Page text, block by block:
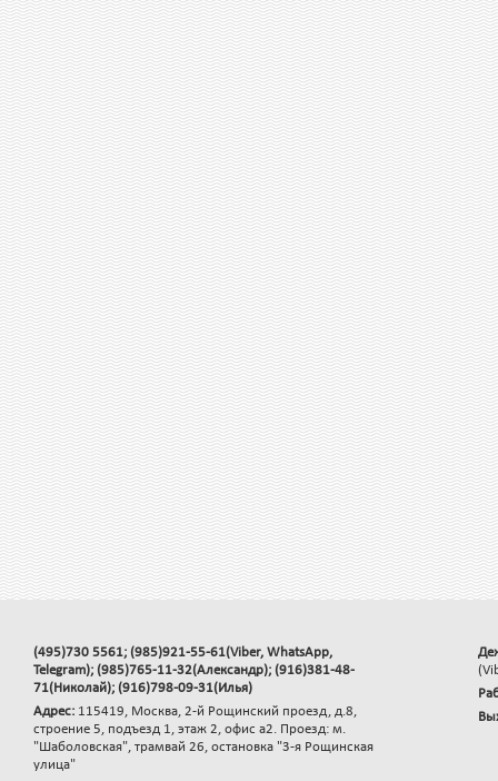
(495)730 5561; (985)921-55-61(Viber, WhatsApp,
Telegram); (985)765-11-32(Александр); (916)381-48-
71(Николай); (916)798-09-31(Илья)
Адрес: 115419, Москва, 2-й Рощинский проезд, д.8,
строение 5, подъезд 1, этаж 2, офис а2. Проезд: м.
"Шаболовская", трамвай 26, остановка "3-я Рощинская
улица"